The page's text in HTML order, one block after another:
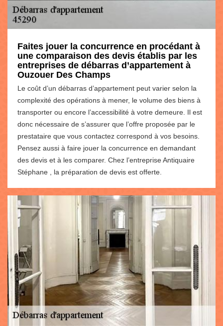
Faites jouer la concurrence en procédant à
une comparaison des devis établis par les
entreprises de débarras d’appartement à
Ouzouer Des Champs
Le coût d’un débarras d’appartement peut varier selon la
complexité des opérations à mener, le volume des biens à
transporter ou encore l’accessibilité à votre demeure. Il est
donc nécessaire de s’assurer que l’offre proposée par le
prestataire que vous contactez correspond à vos besoins.
Pensez aussi à faire jouer la concurrence en demandant
des devis et à les comparer. Chez l’entreprise Antiquaire
Stéphane , la préparation de devis est offerte.